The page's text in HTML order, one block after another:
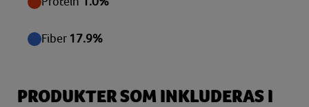
Fiber 17.9%
PRODUKTER SOM INKLUDERAS I